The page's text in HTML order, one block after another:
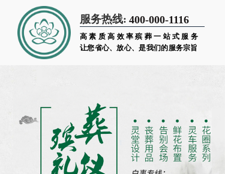
服务热线: 400-000-1116
高素质高效率殡葬一站式服务
让您省心、放心、是我们的服务宗旨